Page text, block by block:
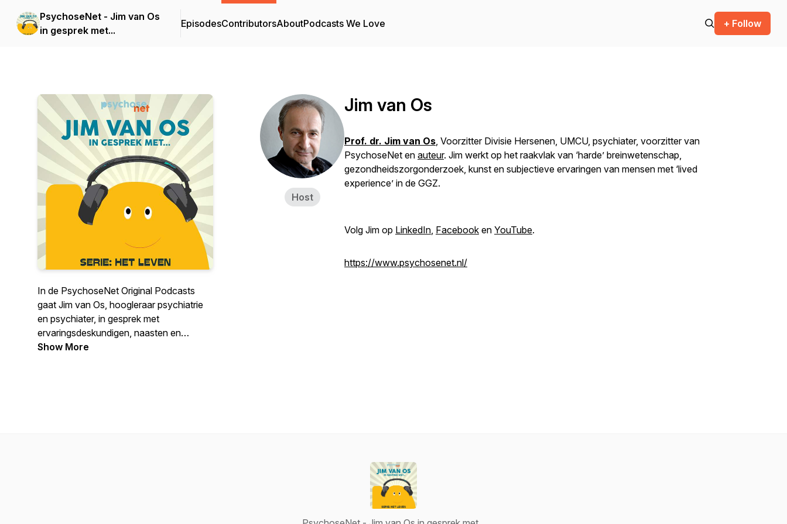
PsychoseNet - Jim van Os
in gesprek met...
EpisodesContributorsAboutPodcasts We Love + Follow
In de PsychoseNet Original Podcasts
gaat Jim van Os, hoogleraar psychiatrie
en psychiater, in gesprek met
ervaringsdeskundigen, naasten en
professionals. In de gesprekken komen
Show More
Host
Jim van Os
Prof. dr. Jim van Os, Voorzitter Divisie Hersenen, UMCU, psychiater, voorzitter van
PsychoseNet en auteur. Jim werkt op het raakvlak van ‘harde’ breinwetenschap,
gezondheidszorgonderzoek, kunst en subjectieve ervaringen van mensen met ‘lived
experience’ in de GGZ.
Volg Jim op LinkedIn, Facebook en YouTube.
https://www.psychosenet.nl/